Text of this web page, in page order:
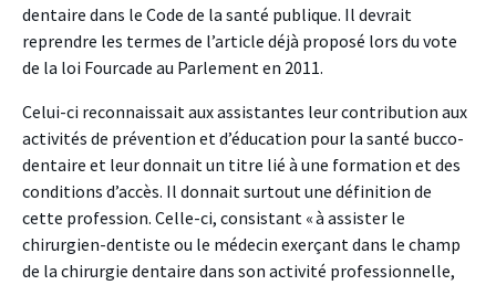
dentaire dans le Code de la santé publique. Il devrait
reprendre les termes de l’article déjà proposé lors du vote
de la loi Fourcade au Parlement en 2011.
Celui-ci reconnaissait aux assistantes leur contribution aux
activités de prévention et d’éducation pour la santé bucco-
dentaire et leur donnait un titre lié à une formation et des
conditions d’accès. Il donnait surtout une définition de
cette profession. Celle-ci, consistant « à assister le
chirurgien-dentiste ou le médecin exerçant dans le champ
de la chirurgie dentaire dans son activité professionnelle,